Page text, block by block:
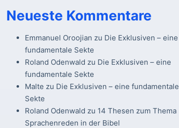
Neueste Kommentare
Emmanuel Oroojian zu Die Exklusiven – eine
fundamentale Sekte
Roland Odenwald zu Die Exklusiven – eine
fundamentale Sekte
Malte zu Die Exklusiven – eine fundamentale
Sekte
Roland Odenwald zu 14 Thesen zum Thema
Sprachenreden in der Bibel